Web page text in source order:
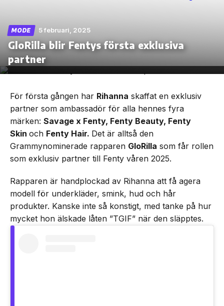
the
MODE 5 februari, 2025
GloRilla blir Fentys första exklusiva
partner
För första gången har Rihanna skaffat en exklusiv
partner som ambassadör för alla hennes fyra
märken: Savage x Fenty, Fenty Beauty, Fenty
Skin och Fenty Hair. Det är alltså den
Grammynominerade rapparen GloRilla som får rollen
som exklusiv partner till Fenty våren 2025.
Rapparen är handplockad av Rihanna att få agera
modell för underkläder, smink, hud och hår
produkter. Kanske inte så konstigt, med tanke på hur
mycket hon älskade låten ”TGIF” när den släpptes.